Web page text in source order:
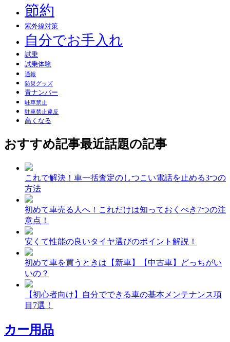
節約
紫外線対策
自分でお手入れ
試乗
試乗体験
通報
防災グッズ
青ナンバー
駐車禁止
駐車禁止違反
高くなる
おすすめ記事最近話題の記事
これで解決！車一括査定のしつこい電話を止める3つの
方法
初めて車売る人へ！これだけは知っておくべき7つの注
意点！
安くて性能の良いタイヤ選びのポイント解説！
初めて車を買うときは【新車】【中古車】どっちがい
いの？
【初心者向け】自分でできる車の基本メンテナンス項
目7選！
カー用品